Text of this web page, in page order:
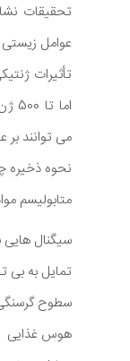
تحقیقات
عوامل
تأثیرات
می توانند بر
نحوه ذخیره
متابولیسم
سیگنال
تمایل به بی
سطوح
هوس غذایی